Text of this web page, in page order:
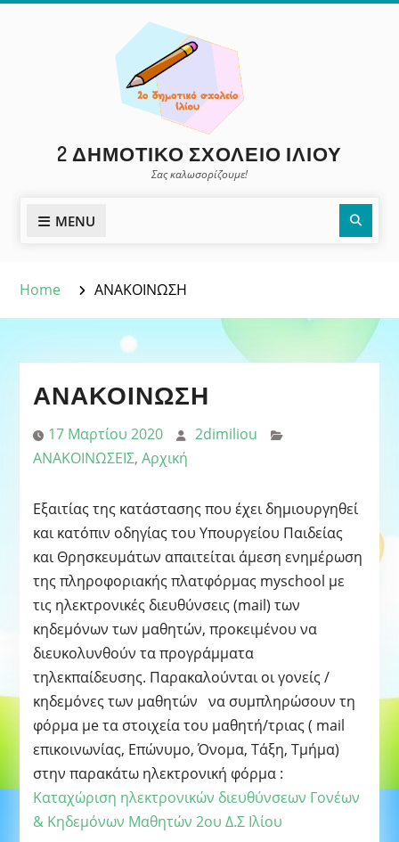
2 ΔΗΜΟΤΙΚΌ ΣΧΟΛΕΊΟ ΙΛΊΟΥ
Σας καλωσορίζουμε!
MENU
Home ΑΝΑΚΟΙΝΩΣΗ
ΑΝΑΚΟΙΝΩΣΗ
17 Μαρτίου 2020
2dimiliou
ΑΝΑΚΟΙΝΩΣΕΙΣ, Αρχική
Εξαιτίας της κατάστασης που έχει δημιουργηθεί
και κατόπιν οδηγίας του Υπουργείου Παιδείας
και Θρησκευμάτων απαιτείται άμεση ενημέρωση
της πληροφοριακής πλατφόρμας myschool με
τις ηλεκτρονικές διευθύνσεις (mail) των
κηδεμόνων των μαθητών, προκειμένου να
διευκολυνθούν τα προγράμματα
τηλεκπαίδευσης. Παρακαλούνται οι γονείς /
κηδεμόνες των μαθητών να συμπληρώσουν τη
φόρμα μe τα στοιχεία του μαθητή/τριας ( mail
επικοινωνίας, Επώνυμο, Όνομα, Τάξη, Τμήμα)
στην παρακάτω ηλεκτρονική φόρμα :
Καταχώριση ηλεκτρονικών διευθύνσεων Γονέων
& Κηδεμόνων Μαθητών 2ου Δ.Σ Ιλίου